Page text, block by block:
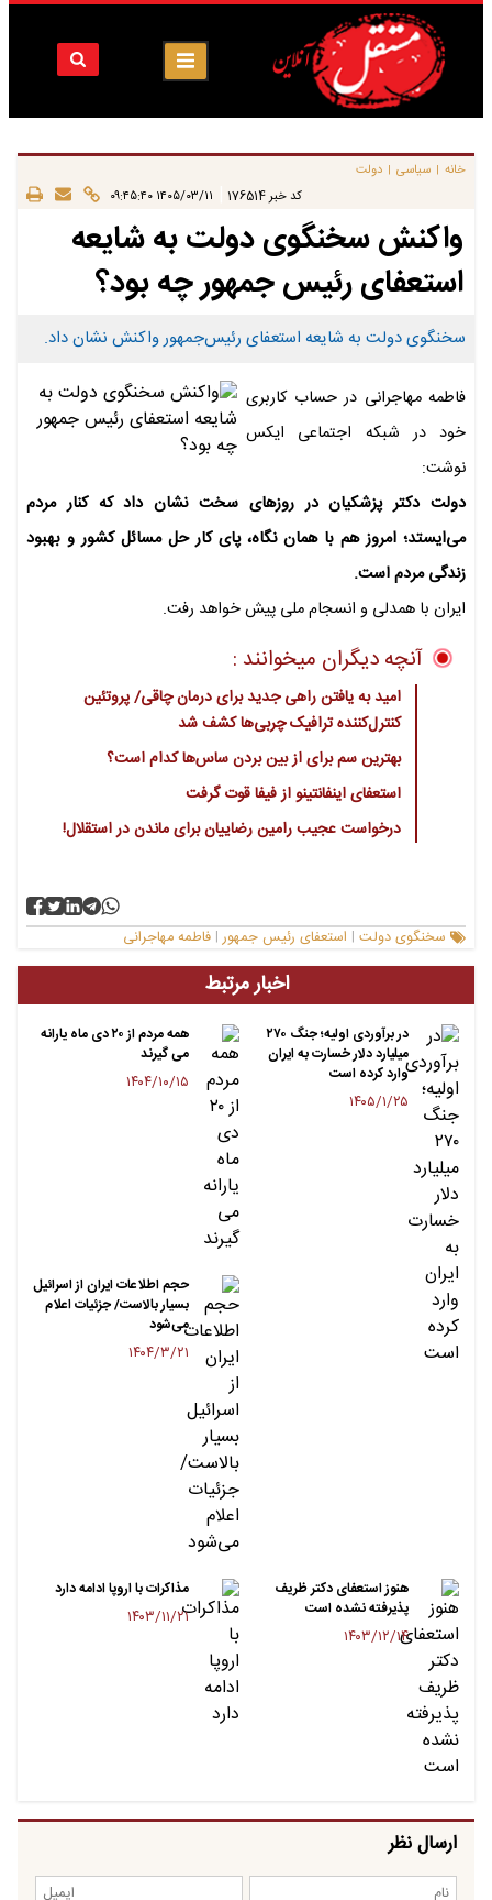
خانه | سیاسی | دولت
کد خبر 176514 ۱۴۰۵/۰۳/۱۱ ۰۹:۴۵:۴۰
واکنش سخنگوی دولت به شایعه
استعفای رئیس جمهور چه بود؟
سخنگوی دولت به شایعه استعفای رئیس‌جمهور واکنش نشان داد.
فاطمه مهاجرانی در حساب کاربری
خود در شبکه اجتماعی ایکس
نوشت:
دولت دکتر پزشکیان در روزهای سخت نشان داد که کنار مردم
می‌ایستد؛ امروز هم با همان نگاه، پای کار حل مسائل کشور و بهبود
زندگی مردم است.
ایران با همدلی و انسجام ملی پیش خواهد رفت.
آنچه دیگران میخوانند :
امید به یافتن راهی جدید برای درمان چاقی/ پروتئین
کنترل‌کننده ترافیک چربی‌ها کشف شد
بهترین سم برای از بین بردن ساس‌ها کدام است؟
استعفای اینفانتینو از فیفا قوت گرفت
درخواست عجیب رامین رضاییان برای ماندن در استقلال!
سخنگوی دولت | استعفای رئیس جمهور | فاطمه مهاجرانی
اخبار مرتبط
در برآوردی اولیه؛ جنگ ۲۷۰
میلیارد دلار خسارت به ایران
وارد کرده است
۱۴۰۵/۱/۲۵
همه مردم از ۲۰ دی ماه یارانه
می گیرند
۱۴۰۴/۱۰/۱۵
حجم اطلاعات ایران از اسرائیل
بسیار بالاست/ جزئیات اعلام
می‌شود
۱۴۰۴/۳/۲۱
هنوز استعفای دکتر ظریف
پذیرفته نشده است
۱۴۰۳/۱۲/۱۴
مذاکرات با اروپا ادامه دارد
۱۴۰۳/۱۱/۲۱
ارسال نظر